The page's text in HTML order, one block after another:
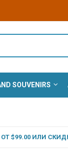
SOUVENIRS
$99.00 ИЛИ